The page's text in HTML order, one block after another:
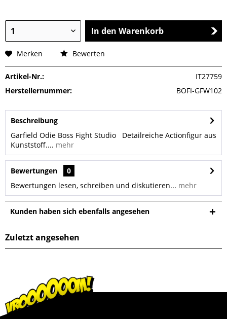
In den Warenkorb
Merken Bewerten
Artikel-Nr.:
IT27759
Herstellernummer:
BOFI-GFW102
Beschreibung
Garfield Odie Boss Fight Studio Detailreiche Actionfigur aus
Kunststoff.... mehr
Bewertungen
0
Bewertungen lesen, schreiben und diskutieren... mehr
Kunden haben sich ebenfalls angesehen
Zuletzt angesehen